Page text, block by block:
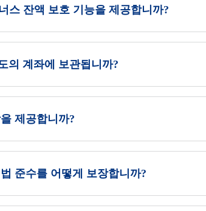
스 잔액 보호 기능을 제공합니까?
의 계좌에 보관됩니까?
제공합니까?
준수를 어떻게 보장합니까?